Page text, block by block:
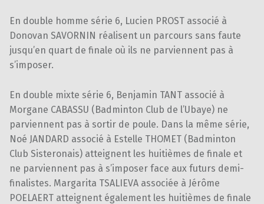
En double homme série 6, Lucien PROST associé à
Donovan SAVORNIN réalisent un parcours sans faute
jusqu’en quart de finale où ils ne parviennent pas à
s’imposer.
En double mixte série 6, Benjamin TANT associé à
Morgane CABASSU (Badminton Club de l’Ubaye) ne
parviennent pas à sortir de poule. Dans la même série,
Noé JANDARD associé à Estelle THOMET (Badminton
Club Sisteronais) atteignent les huitièmes de finale et
ne parviennent pas à s’imposer face aux futurs demi-
finalistes. Margarita TSALIEVA associée à Jérôme
POELAERT atteignent également les huitièmes de finale